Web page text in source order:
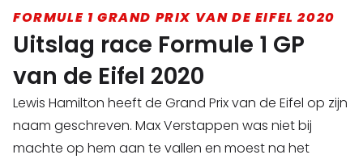
FORMULE 1 GRAND PRIX VAN DE EIFEL 2020
Uitslag race Formule 1 GP
van de Eifel 2020
Lewis Hamilton heeft de Grand Prix van de Eifel op zijn
naam geschreven. Max Verstappen was niet bij
machte op hem aan te vallen en moest na het